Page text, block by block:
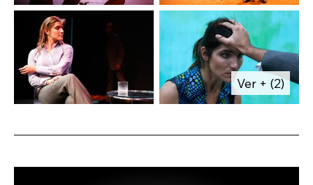
nunca se podía extraer unha conclusión fácil,
que, en definitiva, detrás das palabras
escoitábanse ecos de vivencias, desexos,
frustracións, esperanzas que resoan en todos
nós.
Esta galería de personaxes non son froito de
Ver + (2)